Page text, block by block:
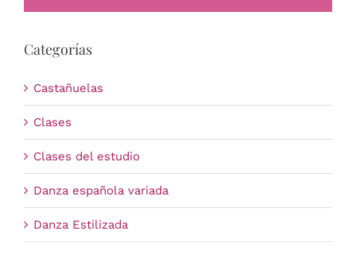
Estudio
Carrito
Categorías
Castañuelas
Clases
Clases del estudio
Danza española variada
Danza Estilizada